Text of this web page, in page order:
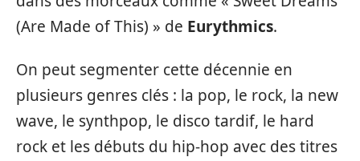
(Are Made of This) » de Eurythmics.
On peut segmenter cette décennie en
plusieurs genres clés : la pop, le rock, la new
wave, le synthpop, le disco tardif, le hard
rock et les débuts du hip-hop avec des titres